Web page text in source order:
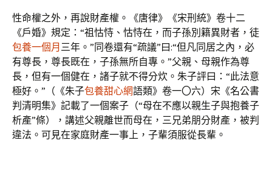
性命權之外，再說財產權。《唐律》《宋刑統》卷十二
《戶婚》規定：“祖怙恃、怙恃在，而子孫別籍異財者，徒
包養一個月 三年。”同卷還有“疏議”曰:“但凡同居之內，必
有尊長，尊長既在，子孫無所自專。”父親、母親作為尊
長，但有一個健在，諸子就不得分炊。朱子評曰：“此法意
極好。”（《朱子包養甜心網語類》卷一〇六）宋《名公書
判清明集》記載了一個案子（“母在不應以親生子與抱養子
析產”條），講述父親離世而母在，三兄弟朋分財產，被判
違法。可見在家庭財產一事上，子輩須服從長輩。